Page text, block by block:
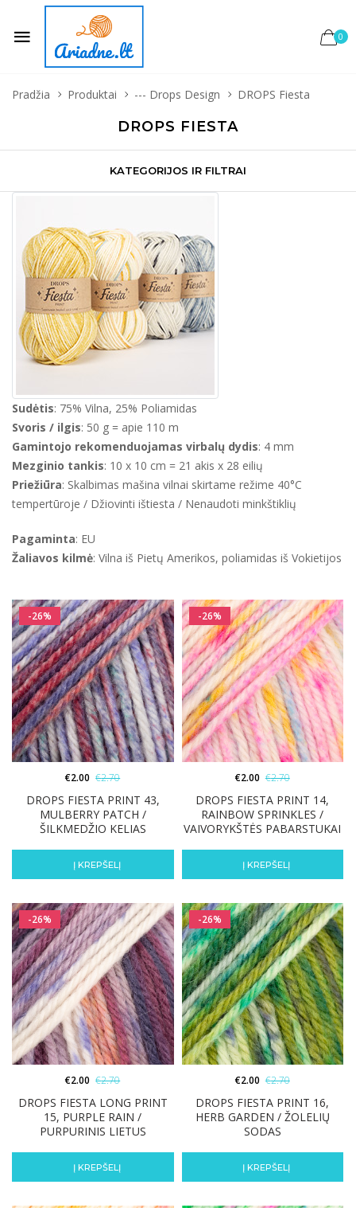
0
Pradžia Produktai --- Drops Design DROPS Fiesta
DROPS FIESTA
KATEGORIJOS IR FILTRAI
Sudėtis: 75% Vilna, 25% Poliamidas
Svoris / ilgis: 50 g = apie 110 m
Gamintojo rekomenduojamas virbalų dydis: 4 mm
Mezginio tankis: 10 x 10 cm = 21 akis x 28 eilių
Priežiūra: Skalbimas mašina vilnai skirtame režime 40°C
tempertūroje / Džiovinti ištiesta / Nenaudoti minkštiklių
Pagaminta: EU
Žaliavos kilmė: Vilna iš Pietų Amerikos, poliamidas iš Vokietijos
-26%
DROPS FIESTA PRINT 43,
MULBERRY PATCH /
ŠILKMEDŽIO KELIAS
€2.00 €2.70
Į KREPŠELĮ
-26%
DROPS FIESTA PRINT 14,
RAINBOW SPRINKLES /
VAIVORYKŠTĖS PABARSTUKAI
€2.00 €2.70
Į KREPŠELĮ
-26%
DROPS FIESTA LONG PRINT
15, PURPLE RAIN /
PURPURINIS LIETUS
€2.00 €2.70
Į KREPŠELĮ
-26%
DROPS FIESTA PRINT 16,
HERB GARDEN / ŽOLELIŲ
SODAS
€2.00 €2.70
Į KREPŠELĮ